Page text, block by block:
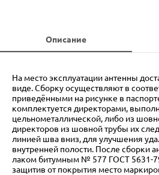
Описание
На место эксплуатации антенны
виде. Сборку осуществляют в
приведёнными на рисунке в
комплектуется директорами,
цельнометаллической, либо из
директоров из шовной трубы их
линией шва вниз, для улучшения
внутренней полости. После сборки
лаком битумным № 577 ГОСТ 5631-
защитив от покрытия место